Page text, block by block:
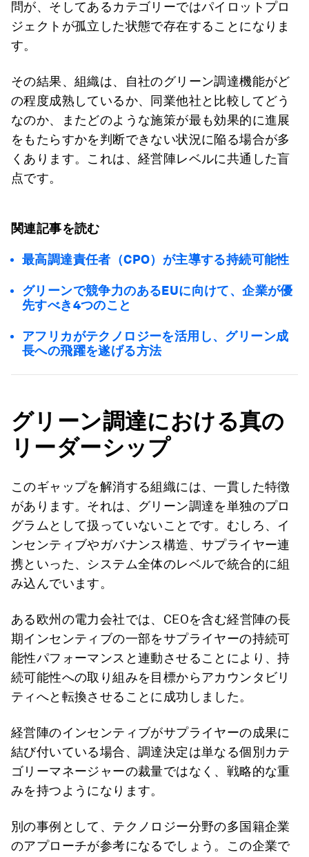
問が、そしてあるカテゴリーではパイロットプロ
ジェクトが孤立した状態で存在することになりま
す。
その結果、組織は、自社のグリーン調達機能がど
の程度成熟しているか、同業他社と比較してどう
なのか、またどのような施策が最も効果的に進展
をもたらすかを判断できない状況に陥る場合が多
くあります。これは、経営陣レベルに共通した盲
点です。
関連記事を読む
最高調達責任者（CPO）が主導する持続可能性
グリーンで競争力のあるEUに向けて、企業が優
先すべき4つのこと
アフリカがテクノロジーを活用し、グリーン成
長への飛躍を遂げる方法
グリーン調達における真の
リーダーシップ
このギャップを解消する組織には、一貫した特徴
があります。それは、グリーン調達を単独のプロ
グラムとして扱っていないことです。むしろ、イ
ンセンティブやガバナンス構造、サプライヤー連
携といった、システム全体のレベルで統合的に組
み込んでいます。
ある欧州の電力会社では、CEOを含む経営陣の長
期インセンティブの一部をサプライヤーの持続可
能性パフォーマンスと連動させることにより、持
続可能性への取り組みを目標からアカウンタビリ
ティへと転換させることに成功しました。
経営陣のインセンティブがサプライヤーの成果に
結び付いている場合、調達決定は単なる個別カテ
ゴリーマネージャーの裁量ではなく、戦略的な重
みを持つようになります。
別の事例として、テクノロジー分野の多国籍企業
のアプローチが参考になるでしょう。この企業で